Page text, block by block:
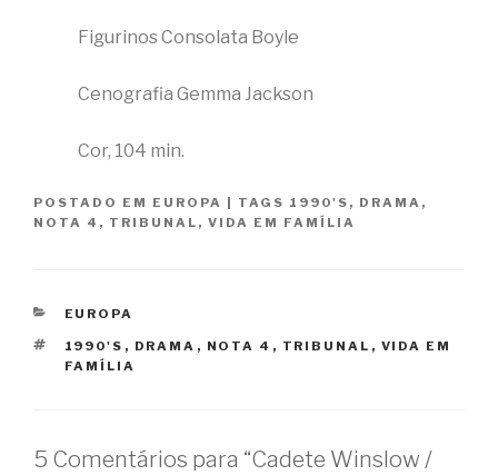
Figurinos Consolata Boyle
Cenografia Gemma Jackson
Cor, 104 min.
POSTADO EM EUROPA | TAGS 1990'S , DRAMA ,
NOTA 4 , TRIBUNAL , VIDA EM FAMÍLIA
CATEGORIAS
EUROPA
TAGS
1990'S , DRAMA , NOTA 4 , TRIBUNAL , VIDA EM
FAMÍLIA
5 Comentários para “Cadete Winslow /